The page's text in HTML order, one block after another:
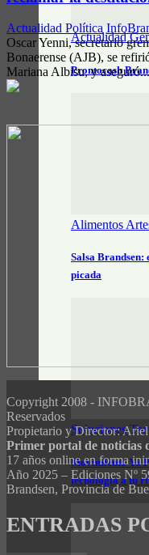
Actualidad
Prontocash
Alimentos
Salsa Brandsen:
picada
Soluciones
Movimiento Yo
tecnología a tu
Actualidad Política
Oscar Yenni, secretario
Bonaerense (AJB), se
Mariana Albisu, y aseguró...
Copyright 2008 -
Reservados
Propietario y Director:
Primer portal de noticias
17 años online en forma
Año 2025 – Ediciones Nº
Brandsen, Provincia de
ENTRADAS